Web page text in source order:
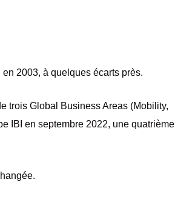
2003, à quelques écarts près.
trois Global Business Areas (Mobility,
IBI en septembre 2022, une quatrième